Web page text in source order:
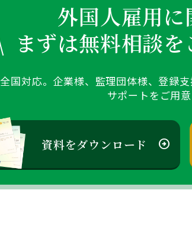
外国人雇用
まずは無料相談を
全国対応。企業様、監理団体様、登録支
サポートをご用意
資料をダウンロード